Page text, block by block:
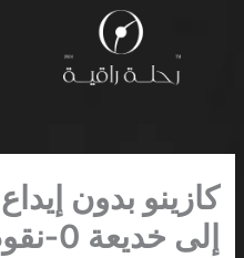
كازينو بدون
إلى خديعة 0‑نقود في حسابك